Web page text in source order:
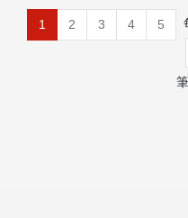
1 2 3 4 5
筆